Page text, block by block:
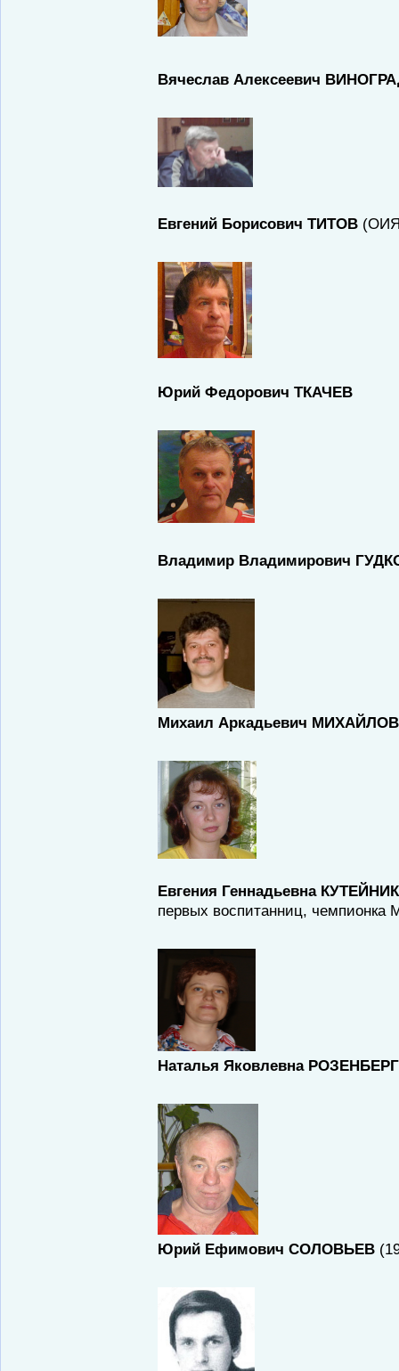
Вячеслав Алексеевич
Евгений Борисович ТИТОВ
Юрий Федорович ТКАЧЕВ
Владимир Владимирович
Михаил Аркадьевич МИХАЙЛОВ
Евгения Геннадьевна
первых воспитанниц,
Наталья Яковлевна РОЗЕНБЕРГ
Юрий Ефимович СОЛОВЬЕВ